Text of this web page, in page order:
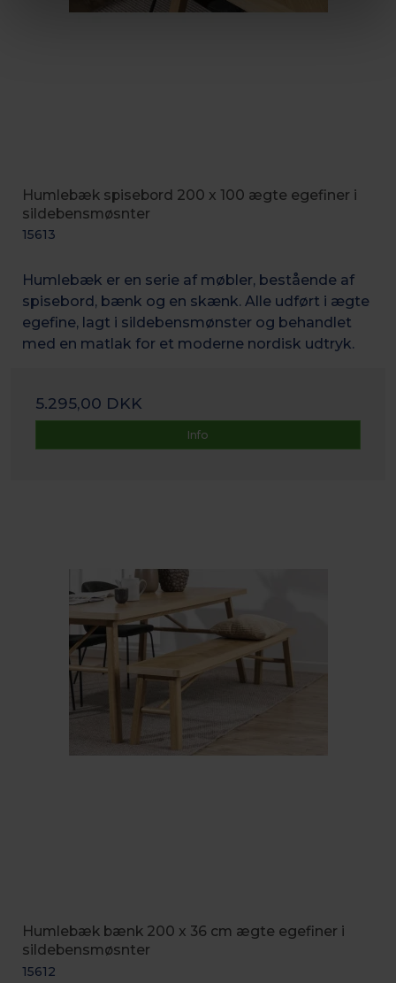
Humlebæk spisebord 200 x 100 ægte egefiner i
sildebensmøsnter
15613
Humlebæk er en serie af møbler, bestående af
spisebord, bænk og en skænk. Alle udført i ægte
egefine, lagt i sildebensmønster og behandlet
med en matlak for et moderne nordisk udtryk.
5.295,00 DKK
Info
Humlebæk bænk 200 x 36 cm ægte egefiner i
sildebensmøsnter
15612